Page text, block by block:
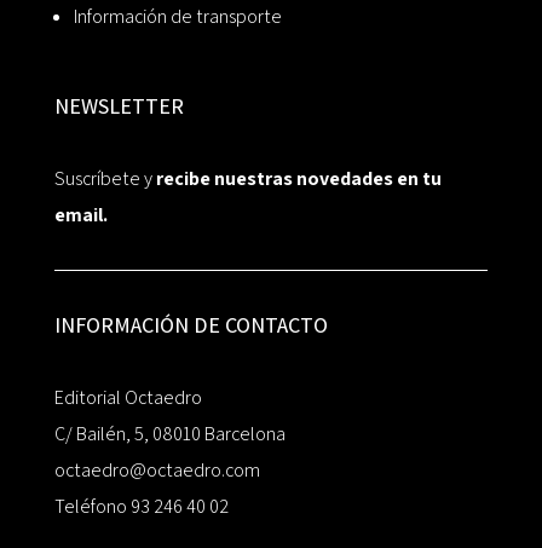
Información de transporte
NEWSLETTER
Suscríbete yrecibe nuestras novedades en tu
email.
INFORMACIÓN DE CONTACTO
Editorial Octaedro
C/ Bailén, 5, 08010 Barcelona
octaedro@octaedro.com
Teléfono 93 246 40 02